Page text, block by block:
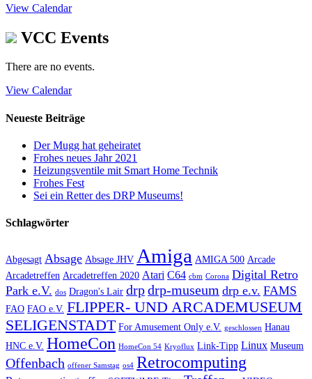
View Calendar
VCC Events
There are no events.
View Calendar
Neueste Beiträge
Der Mugg hat geheiratet
Frohes neues Jahr 2021
Heizungsventile mit Smart Home Technik
Frohes Fest
Sei ein Retter des DRP Museums!
Schlagwörter
Abgesagt Absage Absage JHV Amiga AMIGA 500 Arcade
Arcadetreffen Arcadetreffen 2020 Atari C64 cbm Corona Digital Retro
Park e.V. dos Dragon's Lair drpdrp-museum drp e.v. FAMS
FAO FAO e.V. FLIPPER- UND ARCADEMUSEUM
SELIGENSTADT For Amusement Only e.V. geschlossen Hanau
HNC e.V. HomeCon HomeCon 54 Kryoflux Link-Tipp Linux Museum
Offenbach offener Samstag os4 Retrocomputing